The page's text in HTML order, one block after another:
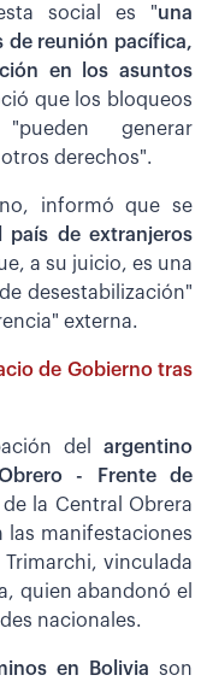
social es "una
de reunión pacífica,
en los asuntos
que los bloqueos
generar
derechos".
informó que se
país de extranjeros
a su juicio, es una
desestabilización"
externa.
de Gobierno tras
del argentino
- Frente de
la Central Obrera
las manifestaciones
vinculada
quien abandonó el
nacionales.
en Bolivia son